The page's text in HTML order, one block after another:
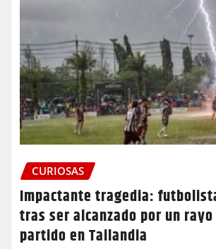
CURIOSAS
Impactante tragedia:
tras ser alcanzado por un
partido en Tailandia